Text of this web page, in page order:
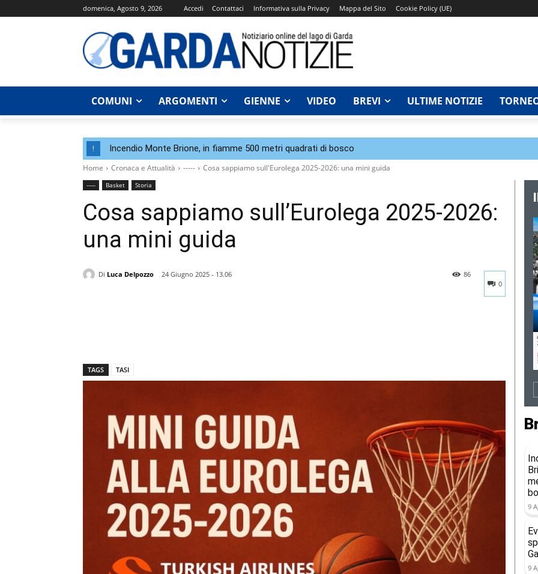
domenica, Agosto 9, 2026 Accedi Contattaci Informativa sulla Privacy Mappa del Sito Cookie Policy (UE)
COMUNI ARGOMENTI GIENNE VIDEO BREVI ULTIME NOTIZIE
! Incendio Monte Brione, in fiamme 500 metri quadrati di bosco
Home Cronaca e Attualità ----- Cosa sappiamo sull'Eurolega 2025-2026: una mini guida
----- Basket Storia
Cosa sappiamo sull’Eurolega 2025-2026:
una mini guida
Di Luca Delpozzo
24 Giugno 2025 - 13.06
0
86
TAGS TASI
9
9